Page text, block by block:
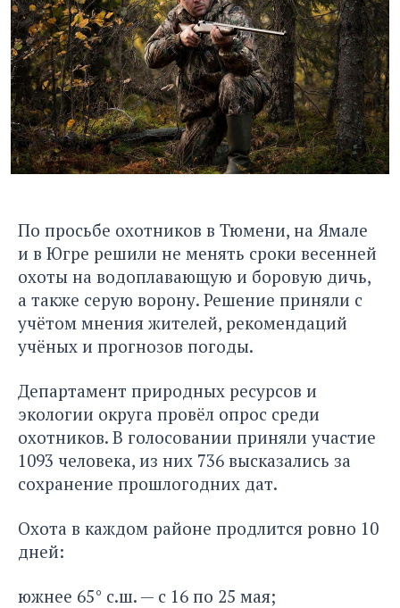
По просьбе охотников в Тюмени, на Ямале
и в Югре решили не менять сроки весенней
охоты на водоплавающую и боровую дичь,
а также серую ворону. Решение приняли с
учётом мнения жителей, рекомендаций
учёных и прогнозов погоды.
Департамент природных ресурсов и
экологии округа провёл опрос среди
охотников. В голосовании приняли участие
1093 человека, из них 736 высказались за
сохранение прошлогодних дат.
Охота в каждом районе продлится ровно 10
дней:
южнее 65° с.ш. — с 16 по 25 мая;